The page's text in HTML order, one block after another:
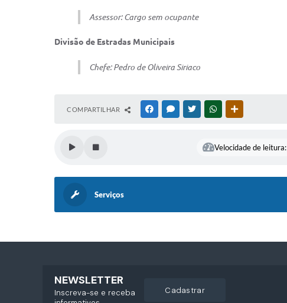
Assessor: Cargo sem ocupante
Divisão de Estradas Municipais
Chefe:Pedro de Oliveira Siriaco
COMPARTILHAR FACEBOOKMESSENGER
TWITTERWHATSAPP
Velocidade de leitura:
Serviços
NEWSLETTER
Inscreva-se e receba
cadastrar